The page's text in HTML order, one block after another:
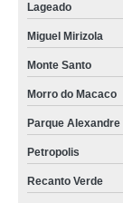
Lageado
Miguel Mirizola
Monte Santo
Morro do Macaco
Parque Alexandre
Petropolis
Recanto Verde